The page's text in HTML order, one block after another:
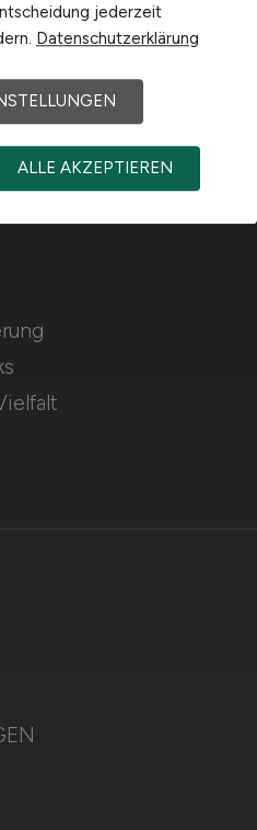
jederzeit
Datenschutzerklärung
ALLE AKZEPTIEREN